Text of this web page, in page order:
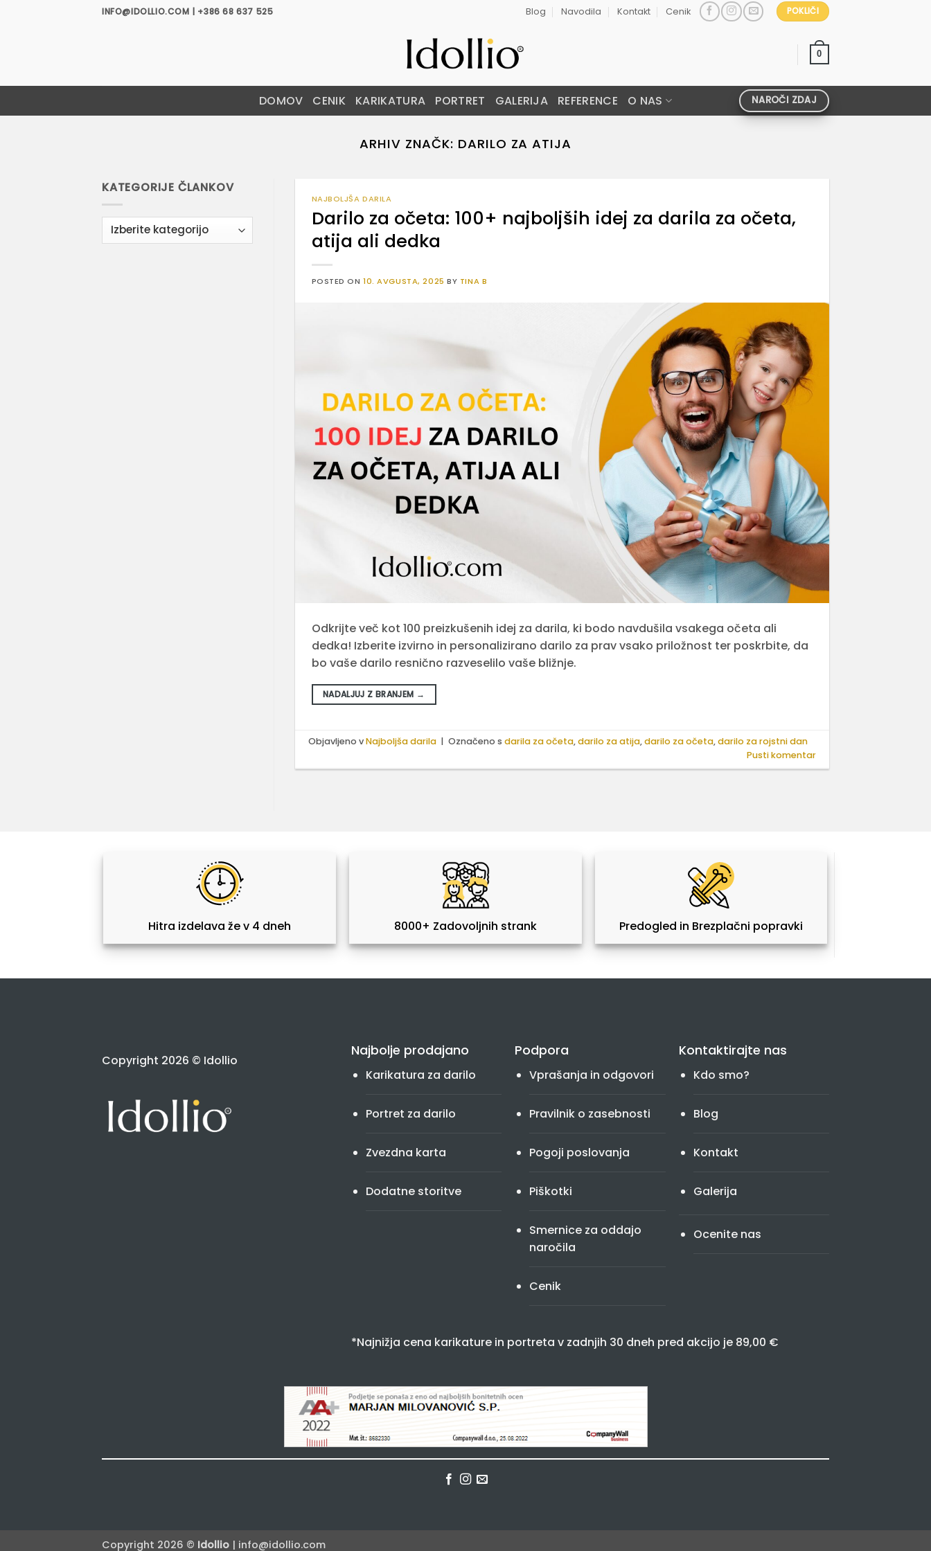
INFO@IDOLLIO.COM | +386 68 637 525 Blog Navodila Kontakt Cenik POKLIČI
0
DOMOV CENIK KARIKATURA PORTRET GALERIJA REFERENCE O NAS NAROČI ZDAJ
ARHIV ZNAČK: DARILO ZA ATIJA
KATEGORIJE ČLANKOV
Kategorije
NAJBOLJŠA DARILA
Darilo za očeta: 100+ najboljših idej za darila za očeta,
atija ali dedka
POSTED ON10. AVGUSTA, 2025 BY TINA B
Odkrijte več kot 100 preizkušenih idej za darila, ki bodo navdušila vsakega očeta ali
dedka! Izberite izvirno in personalizirano darilo za prav vsako priložnost ter poskrbite, da
bo vaše darilo resnično razveselilo vaše bližnje.
NADALJUJ Z BRANJEM →
Objavljeno vNajboljša darila | Označeno s darila za očeta,darilo za atija,darilo za očeta,darilo za rojstni dan
Pusti komentar
Hitra izdelava že v 4 dneh 8000+ Zadovoljnih strank Predogled in Brezplačni popravki
Copyright 2026 © Idollio
Najbolje prodajano
Karikatura za darilo
Portret za darilo
Zvezdna karta
Dodatne storitve
Podpora
Vprašanja in odgovori
Pravilnik o zasebnosti
Pogoji poslovanja
Piškotki
Smernice za oddajo
naročila
Cenik
Kontaktirajte nas
Kdo smo?
Blog
Kontakt
Galerija
Ocenite nas
*Najnižja cena karikature in portreta v zadnjih 30 dneh pred akcijo je 89,00 €
Copyright 2026 © Idollio | info@idollio.com